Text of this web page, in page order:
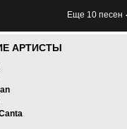
Grey
Еще 10 песен
— Najwa
АРТИСТЫ